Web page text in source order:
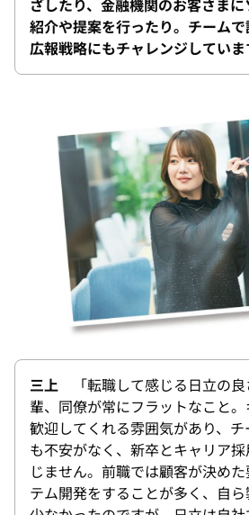
ざしたり、金融機関のお客さま
紹介や提案を行ったり。チーム
広報戦略にもチャレンジしていま
三上 「転職して感じる日立の良
輩、同僚が常にフラットなこと
歓迎してくれる雰囲気があり、
も不安がなく、新卒とキャリア
じません。前職では顧客が決め
テム開発をすることが多く、自